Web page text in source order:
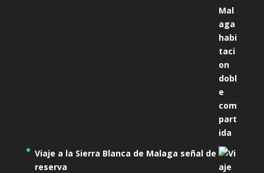
Viaje a la Sierra Blanca de Malaga señal de
reserva